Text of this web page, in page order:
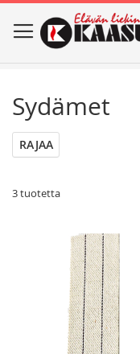
to
Content
Sydämet
3tuotetta
RAJAA